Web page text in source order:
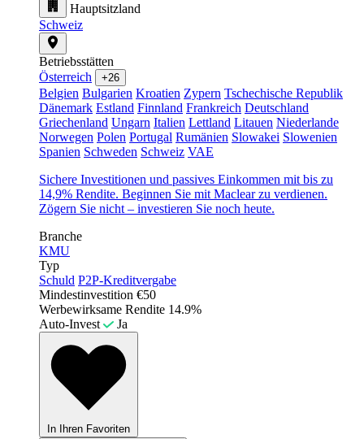
Hauptsitzland
Schweiz
Betriebsstätten
Österreich
+26
Belgien Bulgarien Kroatien Zypern Tschechische Republik
Dänemark Estland Finnland Frankreich Deutschland
Griechenland Ungarn Italien Lettland Litauen Niederlande
Norwegen Polen Portugal Rumänien Slowakei Slowenien
Spanien Schweden Schweiz VAE
Sichere Investitionen und passives Einkommen mit bis zu
14,9% Rendite. Beginnen Sie mit Maclear zu verdienen.
Zögern Sie nicht – investieren Sie noch heute.
Branche
KMU
Typ
Schuld P2P-Kreditvergabe
Mindestinvestition €50
Werbewirksame Rendite 14.9%
Auto-Invest
Ja
In Ihren Favoriten